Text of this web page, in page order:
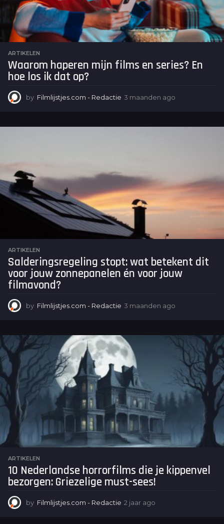
ARTIKELEN
Waarom haperen mijn films en series? En
hoe los ik dat op?
by Filmlijstjes.com - Redactie 3 maanden ago
a
g
ARTIKELEN
Salderingsregeling stopt: wat betekent dit
voor jouw zonnepanelen én voor jouw
filmavond?
by Filmlijstjes.com - Redactie 3 maanden ago
a
n
n
a
o
ARTIKELEN
10 Nederlandse horrorfilms die je kippenvel
bezorgen: Griezelige must-sees!
by Filmlijstjes.com - Redactie 2 jaar ago